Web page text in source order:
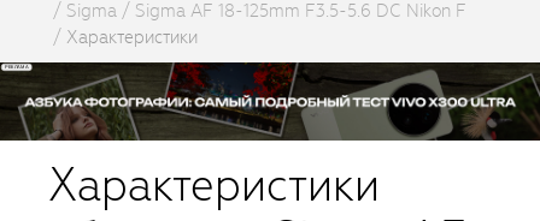
Sigma
Sigma AF 18-125mm F3.5-5.6 DC Nikon F
Характеристики
Характеристики